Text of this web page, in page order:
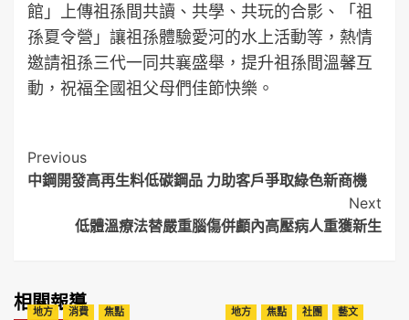
館」上傳祖孫間共讀、共學、共玩的合影、「祖
孫夏令營」讓祖孫體驗愛河的水上活動等，熱情
邀請祖孫三代一同共襄盛舉，提升祖孫間溫馨互
動，祝福全國祖父母們佳節快樂。
Post
Navigation
Previous
中鋼開發高再生料低碳鋼品 力助客戶爭取綠色新商機
Next
低體溫療法替嚴重腦傷併顱內高壓病人重獲新生
相關報導
地方 消費 焦點 地方 焦點 社團 藝文